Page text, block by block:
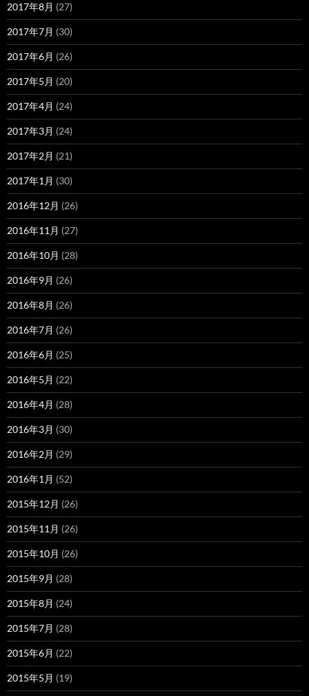
2017年8月 (27)
2017年7月 (30)
2017年6月 (26)
2017年5月 (20)
2017年4月 (24)
2017年3月 (24)
2017年2月 (21)
2017年1月 (30)
2016年12月 (26)
2016年11月 (27)
2016年10月 (28)
2016年9月 (26)
2016年8月 (26)
2016年7月 (26)
2016年6月 (25)
2016年5月 (22)
2016年4月 (28)
2016年3月 (30)
2016年2月 (29)
2016年1月 (52)
2015年12月 (26)
2015年11月 (26)
2015年10月 (26)
2015年9月 (28)
2015年8月 (24)
2015年7月 (28)
2015年6月 (22)
2015年5月 (19)